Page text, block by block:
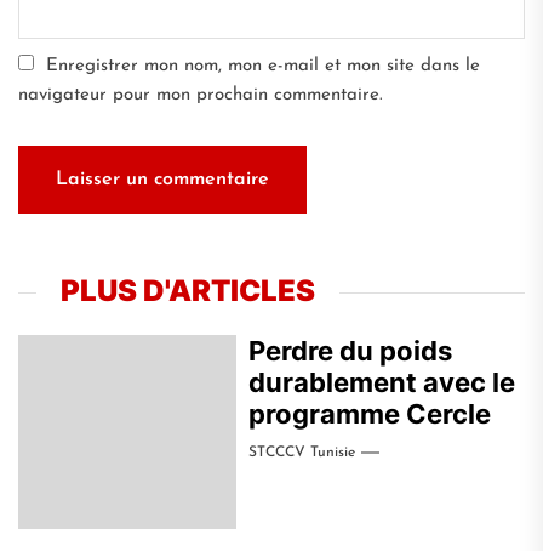
Enregistrer mon nom, mon e-mail et mon site dans le
navigateur pour mon prochain commentaire.
PLUS D'ARTICLES
Perdre du poids
durablement avec le
programme Cercle
STCCCV Tunisie